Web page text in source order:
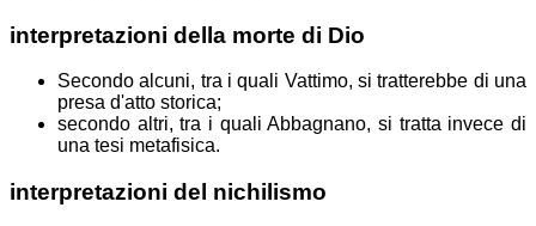
interpretazioni della morte di Dio
Secondo alcuni, tra i quali Vattimo, si tratterebbe di una
presa d'atto storica;
secondo altri, tra i quali Abbagnano, si tratta invece di
una tesi metafisica.
interpretazioni del nichilismo